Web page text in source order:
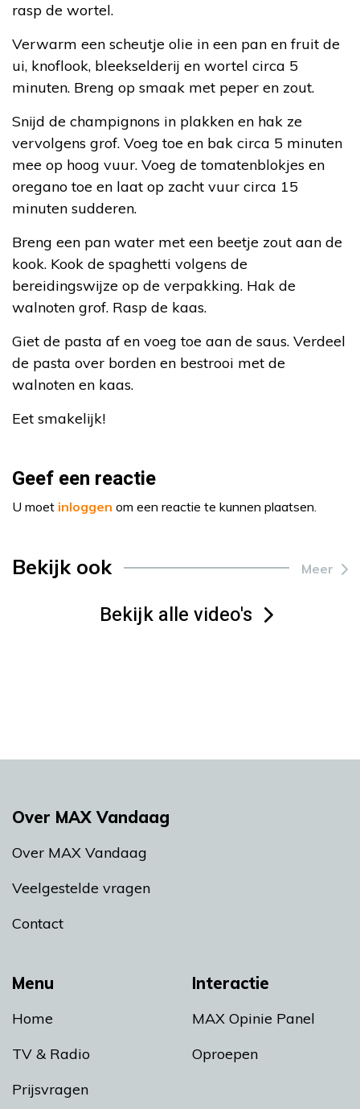
rasp de wortel.
Verwarm een scheutje olie in een pan en fruit de
ui, knoflook, bleekselderij en wortel circa 5
minuten. Breng op smaak met peper en zout.
Snijd de champignons in plakken en hak ze
vervolgens grof. Voeg toe en bak circa 5 minuten
mee op hoog vuur. Voeg de tomatenblokjes en
oregano toe en laat op zacht vuur circa 15
minuten sudderen.
Breng een pan water met een beetje zout aan de
kook. Kook de spaghetti volgens de
bereidingswijze op de verpakking. Hak de
walnoten grof. Rasp de kaas.
Giet de pasta af en voeg toe aan de saus. Verdeel
de pasta over borden en bestrooi met de
walnoten en kaas.
Eet smakelijk!
Geef een reactie
U moet inloggen om een reactie te kunnen plaatsen.
Bekijk ook Meer
Bekijk alle video's
Menu
Home
TV & Radio
Prijsvragen
Interactie
MAX Opinie Panel
Oproepen
Over MAX Vandaag
Over MAX Vandaag
Veelgestelde vragen
Contact